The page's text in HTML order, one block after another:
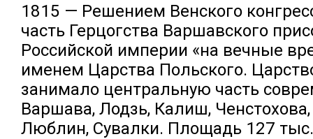
1815 — Решением Венского
часть Герцогства Варшавского
Российской империи «на вечные
именем Царства Польского.
занимало центральную часть
Варшава, Лодзь, Калиш, Ченстохова,
Люблин, Сувалки. Площадь 127